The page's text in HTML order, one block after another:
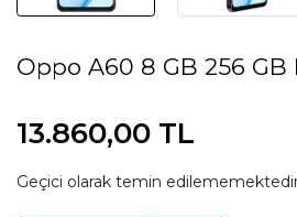
Oppo A60 8 GB 256 GB
13.860,00 TL
Geçici olarak temin